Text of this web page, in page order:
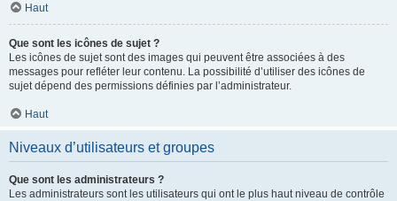
Haut
Que sont les icônes de sujet ?
Les icônes de sujet sont des images qui peuvent être associées à des
messages pour refléter leur contenu. La possibilité d’utiliser des icônes de
sujet dépend des permissions définies par l’administrateur.
Haut
Niveaux d’utilisateurs et groupes
Que sont les administrateurs ?
Les administrateurs sont les utilisateurs qui ont le plus haut niveau de contrôle